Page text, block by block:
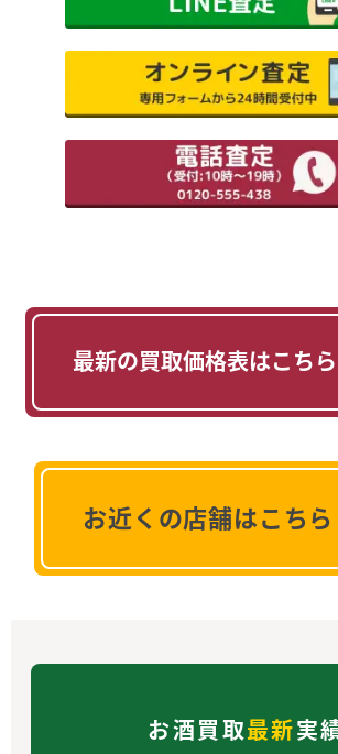
最新の買取価格表はこちら
お近くの店舗はこちら
お酒買取最新実